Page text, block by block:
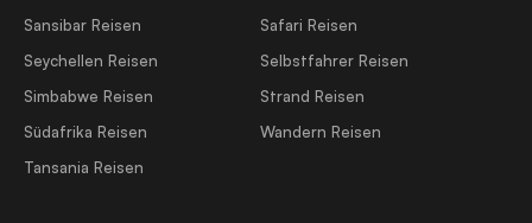
Sansibar Reisen
Seychellen Reisen
Simbabwe Reisen
Südafrika Reisen
Tansania Reisen
Safari Reisen
Selbstfahrer Reisen
Strand Reisen
Wandern Reisen